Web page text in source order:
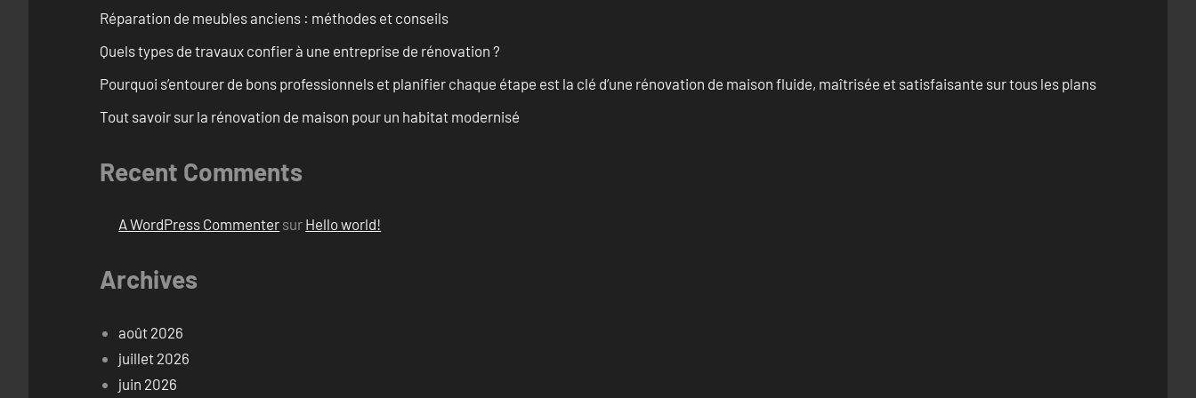
Réparation de meubles anciens : méthodes et conseils
Quels types de travaux confier à une entreprise de rénovation ?
Pourquoi s’entourer de bons professionnels et planifier chaque étape est la clé d’une rénovation de maison fluide, maîtrisée et satisfaisante sur tous les plans
Tout savoir sur la rénovation de maison pour un habitat modernisé
Recent Comments
A WordPress Commenter sur Hello world!
Archives
août 2026
juillet 2026
juin 2026